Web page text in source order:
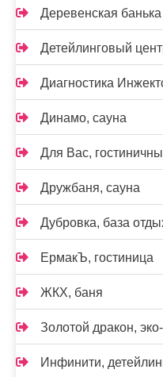
Деревенская банька
Детейлинговый
Диагностика
Динамо, сауна
Для Вас,
Дружбаня, сауна
Дубровка, база
ЕрмакЪ, гостиница
ЖКХ, баня
Золотой дракон,
Инфинити,